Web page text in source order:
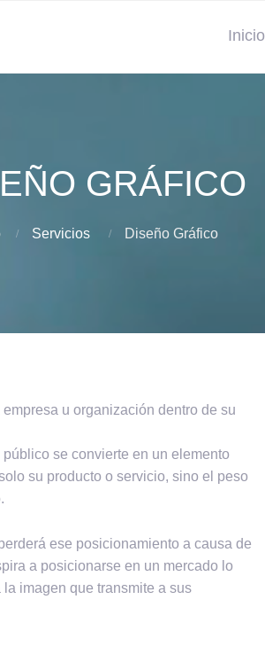
Inicio
GRÁFICO
Servicios Diseño Gráfico
u organización dentro de su
se convierte en un elemento
su producto o servicio, sino el peso
ese posicionamiento a causa de
a posicionarse en un mercado lo
imagen que transmite a sus